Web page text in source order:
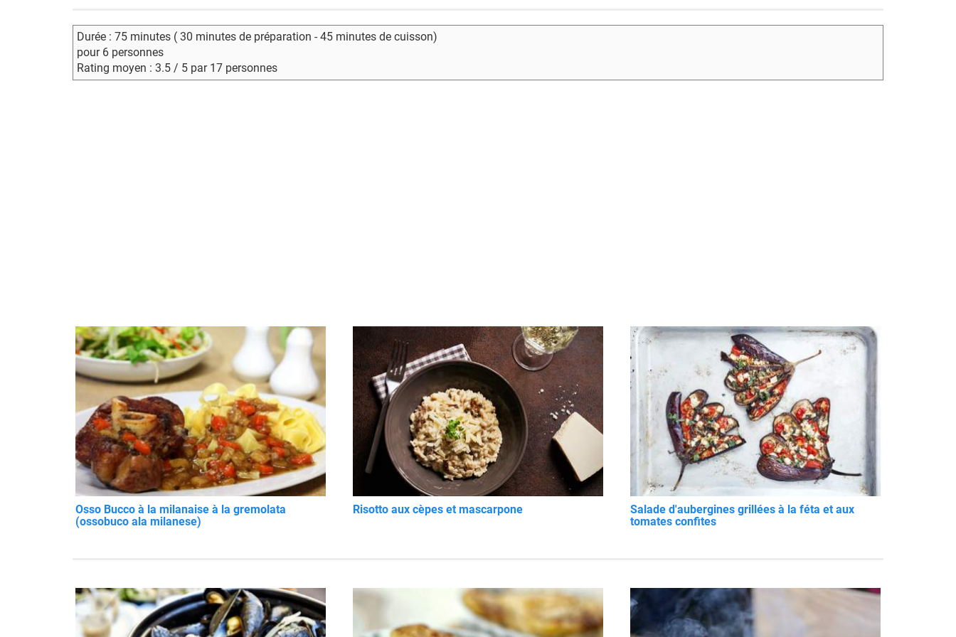
Durée : 75 minutes ( 30 minutes de préparation - 45 minutes de cuisson)
pour 6 personnes
Rating moyen : 3.5 / 5 par 17 personnes
Osso Bucco à la milanaise à la gremolata
(ossobuco ala milanese)
Risotto aux cèpes et mascarpone
Salade d'aubergines grillées à la féta et aux
tomates confites